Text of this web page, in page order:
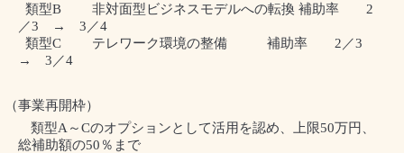
類型B 非対面型ビジネスモデルへの転換 補助率 2
／3 → 3 ／4
類型C テレワーク環境の整備 補助率 2 ／3
→
3 ／4
（事業再開枠）
類型A ～Cのオプションとして活用を認め、上限50万円、
総補助額の50 ％まで